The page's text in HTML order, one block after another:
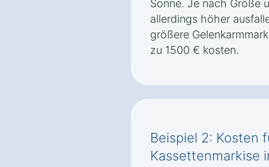
Sonne. Je nach Größe
allerdings höher
größere
zu 1500 € kosten.
Beispiel 2: Kosten
Kassettenmarkise